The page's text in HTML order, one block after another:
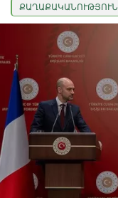
ՔԱՂԱՔԱԿԱՆՈՒԹՅՈՒՆ